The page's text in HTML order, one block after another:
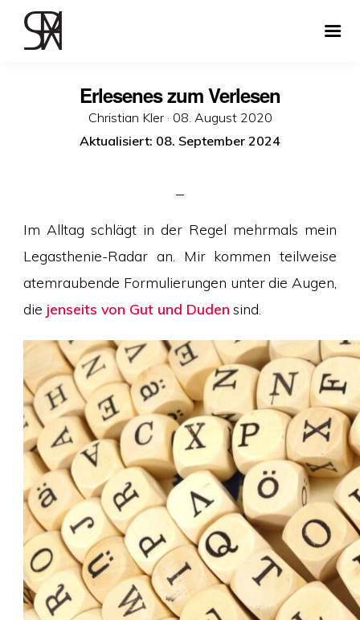
Erlesenes zum Verlesen
Christian Kler · Veröffentlicht
am
08. August 2020
Aktualisiert: 08. September 2024
Im Alltag schlägt in der Regel mehrmals mein
Legasthenie-Radar an. Mir kommen teilweise
atemraubende Formulierungen unter die Augen,
die jenseits von Gut und Duden sind.